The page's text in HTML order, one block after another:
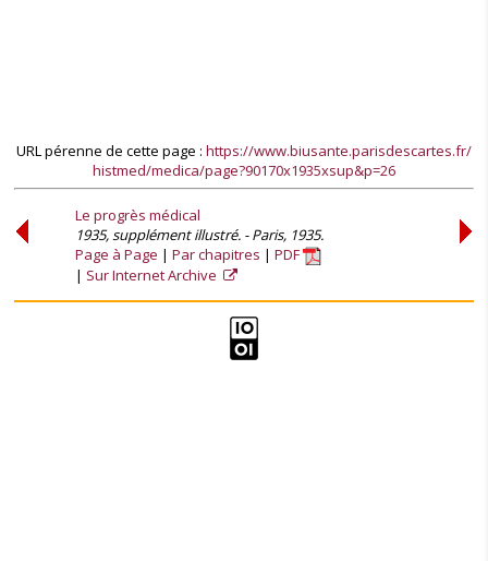
URL pérenne de cette page : https://www.biusante.parisdescartes.fr/
histmed/medica/page?90170x1935xsup&p=26
Le progrès médical
1935, supplément illustré. - Paris, 1935.
Page à Page
Par chapitres
PDF
Sur Internet Archive